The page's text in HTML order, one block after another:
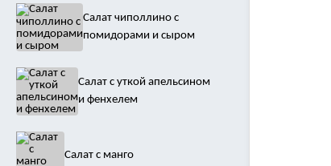
Салат чиполлино с
помидорами и сыром
Салат с уткой апельсином
и фенхелем
Салат с манго